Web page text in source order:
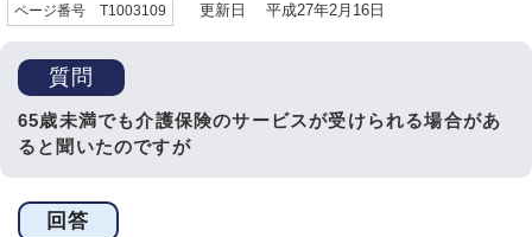
ページ番号 T1003109 更新日 平成27年2月16日
質問
65歳未満でも介護保険のサービスが受けられる場合があ
ると聞いたのですが
回答